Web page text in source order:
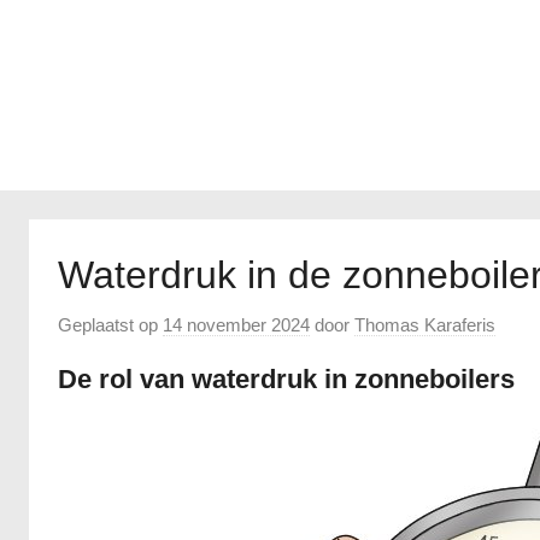
Waterdruk in de
Geplaatst op 14 november 2024 door Thomas Karaferis
De rol van waterdruk in zonneboilers